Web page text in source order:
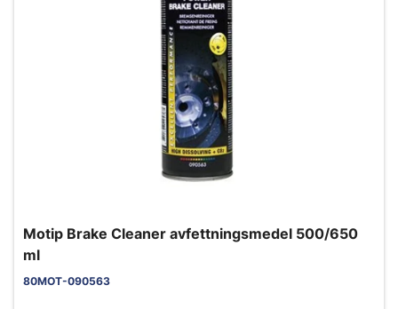
Motip Brake Cleaner avfettningsmedel 500/650
ml
80MOT-090563